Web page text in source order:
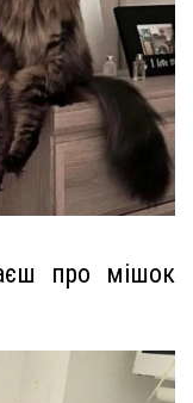
про мішок